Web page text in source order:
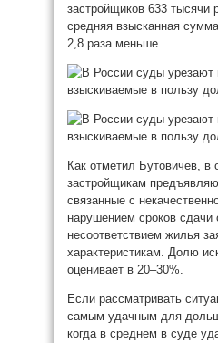
застройщиков 633 тысячи
средняя взысканная
2,8 раза меньше.
Как отметил Бутовичев, в
застройщикам
связанные с
нарушением сроков сдачи
несоответствием жилья
характеристикам. Долю
оценивает в 20–30%.
Если рассматривать
самым удачным для
когда в среднем в суде